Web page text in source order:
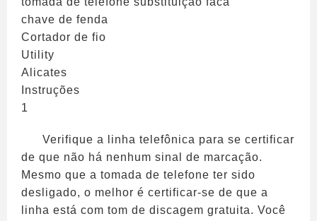
chave de fenda
Cortador de fio
Utility
Alicates
Instruções
1
Verifique a linha telefônica para se certificar
de que não há nenhum sinal de marcação.
Mesmo que a tomada de telefone ter sido
desligado, o melhor é certificar-se de que a
linha está com tom de discagem gratuita. Você